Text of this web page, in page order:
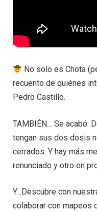
No solo es Chota
recuento de quiénes
Pedro Castillo.
TAMBIÉN… Se acabó:
tengan sus dos dosis
cerrados. Y hay más
renunciado y otro en
Y…Descubre con
colaborar con mapeos